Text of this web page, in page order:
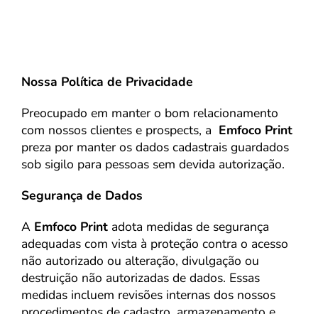
Nossa Política de Privacidade
Preocupado em manter o bom relacionamento
com nossos clientes e prospects, a Emfoco Print
preza por manter os dados cadastrais guardados
sob sigilo para pessoas sem devida autorização.
Segurança de Dados
A Emfoco Print adota medidas de segurança
adequadas com vista à proteção contra o acesso
não autorizado ou alteração, divulgação ou
destruição não autorizadas de dados. Essas
medidas incluem revisões internas dos nossos